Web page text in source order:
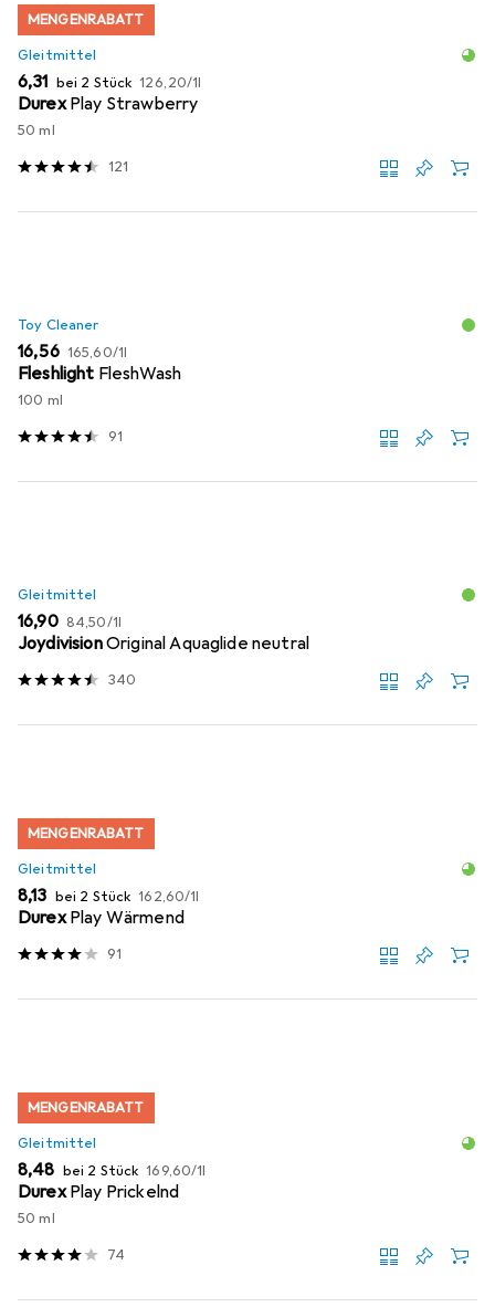
MENGENRABATT
Gleitmittel
EUR
6,31 bei 2 Stück EUR
126,20/1l
Durex Play Strawberry
50 ml
121
Toy Cleaner
EUR
16,56 EUR
165,60/1l
Fleshlight FleshWash
100 ml
91
Gleitmittel
EUR
16,90 EUR
84,50/1l
JoydivisionOriginal Aquaglide neutral
340
MENGENRABATT
Gleitmittel
EUR
8,13 bei 2 Stück EUR
162,60/1l
Durex Play Wärmend
91
MENGENRABATT
Gleitmittel
EUR
8,48 bei 2 Stück EUR
169,60/1l
Durex Play Prickelnd
50 ml
74